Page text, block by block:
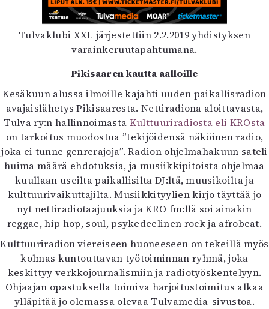
Tulvaklubi XXL järjestettiin 2.2.2019 yhdistyksen
varainkeruutapahtumana.
Pikisaaren kautta aalloille
Kesäkuun alussa ilmoille kajahti uuden paikallisradion
avajaislähetys Pikisaaresta. Nettiradiona aloittavasta,
Tulva ry:n hallinnoimasta Kulttuuriradiosta eli KROsta
on tarkoitus muodostua ”tekijöidensä näköinen radio,
joka ei tunne genrerajoja”. Radion ohjelmahakuun sateli
huima määrä ehdotuksia, ja musiikkipitoista ohjelmaa
kuullaan useilta paikallisilta DJ:ltä, muusikoilta ja
kulttuurivaikuttajilta. Musiikkityylien kirjo täyttää jo
nyt nettiradiotaajuuksia ja KRO fm:llä soi ainakin
reggae, hip hop, soul, psykedeelinen rock ja afrobeat.
Kulttuuriradion viereiseen huoneeseen on tekeillä myös
kolmas kuntouttavan työtoiminnan ryhmä, joka
keskittyy verkkojournalismiin ja radiotyöskentelyyn.
Ohjaajan opastuksella toimiva harjoitustoimitus alkaa
ylläpitää jo olemassa olevaa Tulvamedia-sivustoa.